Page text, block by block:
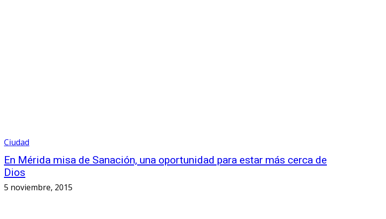
Ciudad
En Mérida misa de Sanación, una oportunidad para estar más cerca de
Dios
5 noviembre, 2015